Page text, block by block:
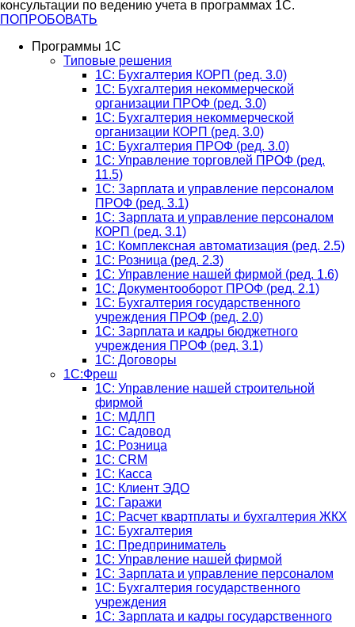
консультации по ведению учета в программах 1С.
ПОПРОБОВАТЬ
Программы 1С
Типовые решения
1C: Бухгалтерия КОРП (ред. 3.0)
1С: Бухгалтерия некоммерческой
организации ПРОФ (ред. 3.0)
1С: Бухгалтерия некоммерческой
организации КОРП (ред. 3.0)
1C: Бухгалтерия ПРОФ (ред. 3.0)
1C: Управление торговлей ПРОФ (ред.
11.5)
1C: Зарплата и управление персоналом
ПРОФ (ред. 3.1)
1C: Зарплата и управление персоналом
КОРП (ред. 3.1)
1C: Комплексная автоматизация (ред. 2.5)
1С: Розница (ред. 2.3)
1С: Управление нашей фирмой (ред. 1.6)
1С: Документооборот ПРОФ (ред. 2.1)
1C: Бухгалтерия государственного
учреждения ПРОФ (ред. 2.0)
1C: Зарплата и кадры бюджетного
учреждения ПРОФ (ред. 3.1)
1С: Договоры
1С:Фреш
1С: Управление нашей строительной
фирмой
1С: МДЛП
1С: Садовод
1С: Розница
1C: CRM
1C: Касса
1С: Клиент ЭДО
1С: Гаражи
1C: Расчет квартплаты и бухгалтерия ЖКХ
1C: Бухгалтерия
1C: Предприниматель
1C: Управление нашей фирмой
1C: Зарплата и управление персоналом
1C: Бухгалтерия государственного
учреждения
1C: Зарплата и кадры государственного